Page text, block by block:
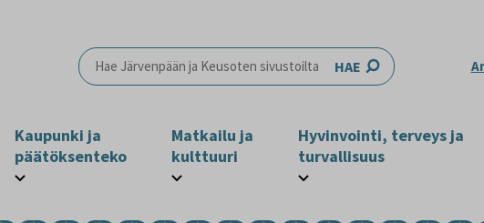
HAE
Kaupunki ja
päätöksenteko
Matkailu ja
kulttuuri
Hyvinvointi, terveys ja
turvallisuus